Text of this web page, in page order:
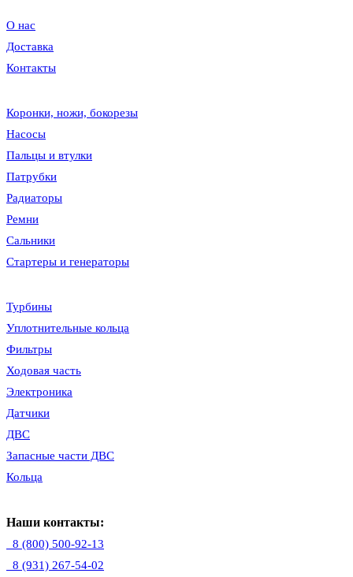
О нас
Доставка
Контакты
Коронки, ножи, бокорезы
Насосы
Пальцы и втулки
Патрубки
Радиаторы
Ремни
Сальники
Стартеры и генераторы
Турбины
Уплотнительные кольца
Фильтры
Ходовая часть
Электроника
Датчики
ДВС
Запасные части ДВС
Кольца
Наши контакты:
8 (800) 500-92-13
8 (931) 267-54-02